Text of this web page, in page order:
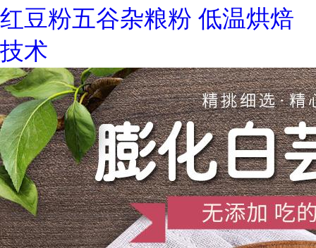
红豆粉五谷杂粮粉 低温烘焙
技术